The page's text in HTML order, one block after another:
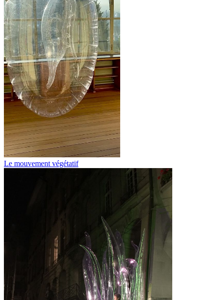
Le mouvement végétatif